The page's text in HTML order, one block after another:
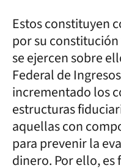
Estos constituyen
por su
se ejercen sobre
Federal de
incrementado los
estructuras
aquellas con
para prevenir la
dinero. Por ello,